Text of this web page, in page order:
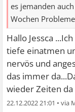
es jemanden
Wochen
Hallo Jessca
tiefe einatmen
nervös und
das immer
wieder Zeiten da
22.12.2022 21:01 •